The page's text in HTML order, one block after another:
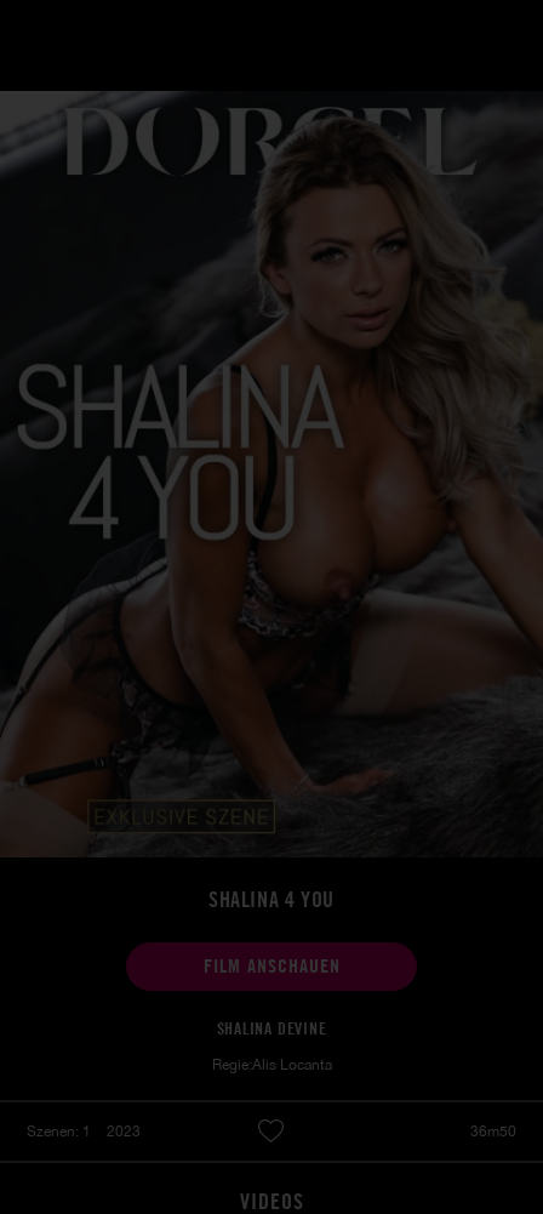
SHALINA 4 YOU
FILM ANSCHAUEN
SHALINA DEVINE
Regie:Alis Locanta
Szenen: 1 2023 36m50
VIDEOS